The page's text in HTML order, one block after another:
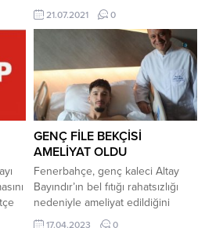
Şampiyonlar Ligi 2. ön eleme
turunda saat 22.00’da PSV
deplasmanında oynayacak.
Galatasaray, Hollanda’daki
mücadeleye tedavisi devam eden
Taylan Antalyalı ve Jimmy
Durmaz’ın yanı sıra henüz lisansı
çıkarılmayan Oğulcan Çağlayan
ve yeni tip koronavirüs (Kovid-19)
testleri pozitif çıktığı açıklanan iki...
21.07.2021 0
GENÇ FİLE BEKÇİSİ
AMELİYAT OLDU
Fenerbahçe, genç kaleci Altay
Bayındır’ın bel fıtığı rahatsızlığı
nedeniyle ameliyat edildiğini
duyurdu. Sarı-lacivertli kulüpten
17.04.2023 0